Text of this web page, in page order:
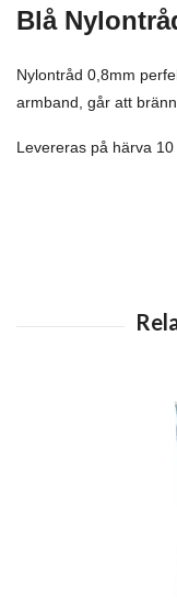
Blå
Nylontråd 0,8mm
armband, går att
Levereras på härva 10